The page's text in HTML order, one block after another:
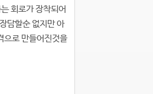
회로가 장착되어
담할순 없지만 아
로 만들어진것을